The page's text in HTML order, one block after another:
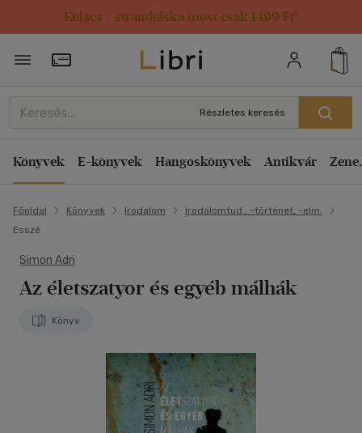
Kulacs / strandtáska most csak 1499 Ft!
Törzsvásárlói Kártya adatai
Részletes keresés
Könyvek E-könyvek Hangoskönyvek Antikvár
Főoldal Könyvek Irodalom
Irodalomtud., -történet, -elm.
Esszé
Simon Adri
Az életszatyor és egyéb málhák
Könyv